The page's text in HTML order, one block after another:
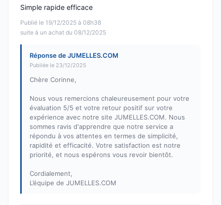
Publié le 19/12/2025 à 08h38
suite à un achat du 08/12/2025
Simple rapide efficace
Réponse de JUMELLES.COM
Publiée le 23/12/2025
Chère Corinne,
Nous vous remercions chaleureusement pour votre
évaluation 5/5 et votre retour positif sur votre
expérience avec notre site JUMELLES.COM. Nous
sommes ravis d'apprendre que notre service a
répondu à vos attentes en termes de simplicité,
rapidité et efficacité. Votre satisfaction est notre
priorité, et nous espérons vous revoir bientôt.
Cordialement,
L’équipe de JUMELLES.COM